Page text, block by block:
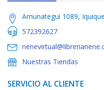
Amunategui 1089,
572392627
Nuestras Tiendas
SERVICIO AL CLIENTE